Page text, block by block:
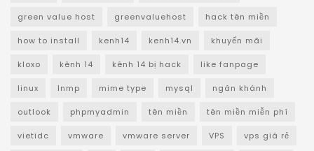
green value host greenvaluehost hack tên miền
how to install kenh14 kenh14.vn khuyến mãi
kloxo kênh 14 kênh 14 bị hack like fanpage
linux lnmp mime type mysql ngân khánh
outlook phpmyadmin tên miền tên miền miễn phí
vietidc vmware vmware server VPS vps giá rẻ